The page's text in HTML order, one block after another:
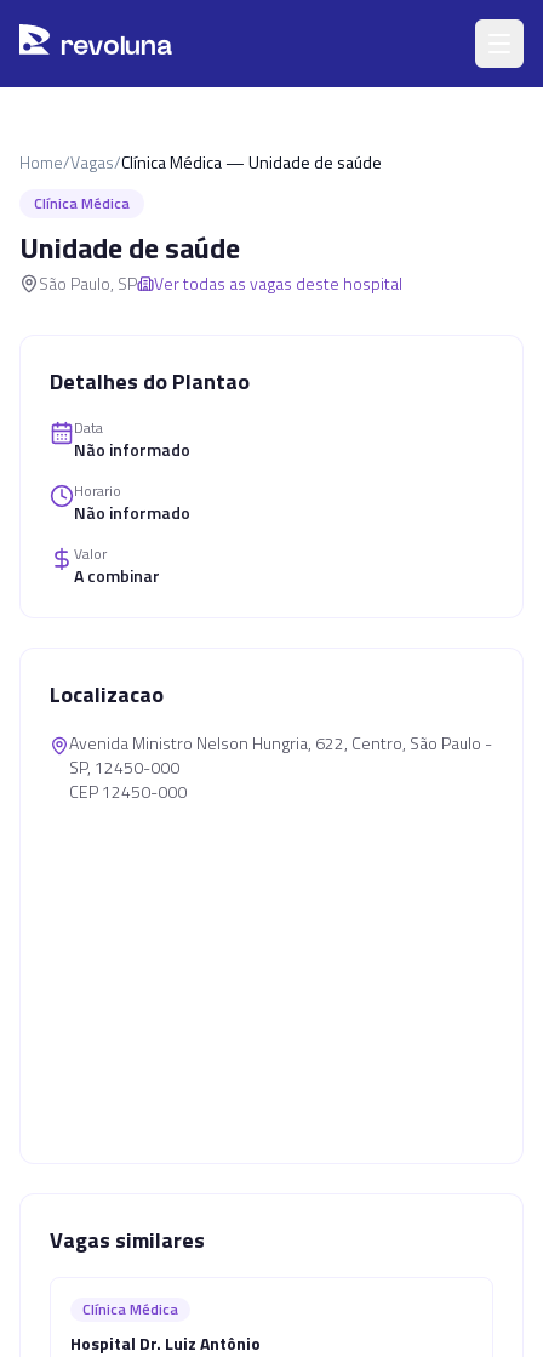
revoluna
Home/Vagas/Clínica Médica — Unidade de saúde
Clínica Médica
Unidade de saúde
São Paulo, SP Ver todas as vagas deste hospital
Detalhes do Plantao
Data
Não informado
Horario
Não informado
Valor
A combinar
Localizacao
Avenida Ministro Nelson Hungria, 622, Centro, São Paulo -
SP, 12450-000
CEP 12450-000
Vagas similares
Clínica Médica
Hospital Dr. Luiz Antônio